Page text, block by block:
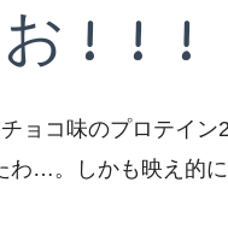
！！！
ョコ味のプロテイ
わ…。しかも映え的